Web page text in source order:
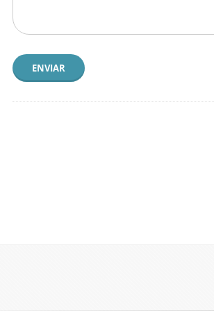
ENVIAR